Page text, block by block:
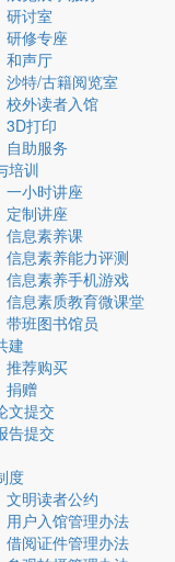
研讨室
研修专座
和声厅
沙特/古籍阅览室
校外读者入馆
3D打印
自助服务
培训
一小时讲座
定制讲座
信息素养课
信息素养能力评测
信息素养手机游戏
信息素质教育微课堂
带班图书馆员
建
推荐购买
捐赠
文提交
告提交
度
文明读者公约
用户入馆管理办法
借阅证件管理办法